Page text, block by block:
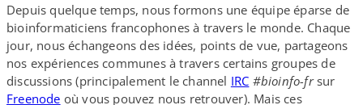
Depuis quelque temps, nous formons une équipe éparse de
bioinformaticiens francophones à travers le monde. Chaque
jour, nous échangeons des idées, points de vue, partageons
nos expériences communes à travers certains groupes de
discussions (principalement le channel IRC #bioinfo-​frsur
Freenode où vous pouvez nous retrouver). Mais ces